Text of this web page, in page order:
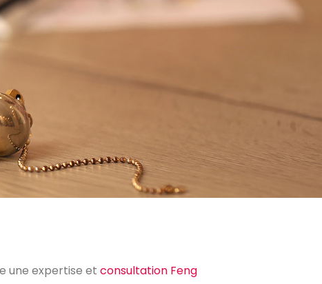
une expertise et consultation Feng